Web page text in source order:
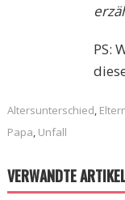
PS:
Altersunterschied,
Papa, Unfall
VERWANDTE